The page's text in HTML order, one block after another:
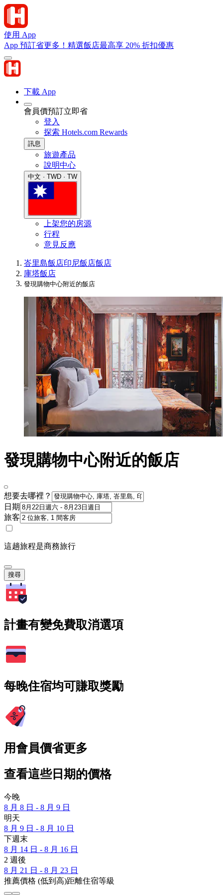
使用 App
App 預訂省更多！精選飯店最高享 20% 折扣優惠
下載 App
會員價預訂立即省
登入
探索 Hotels.com Rewards
訊息
旅遊產品
說明中心
中文 · TWD · TW
上架您的房源
行程
意見反應
峇里島飯店印尼飯店飯店
庫塔飯店
發現購物中心附近的飯店
發現購物中心附近的飯店
想要去哪裡？
日期
旅客
這趟旅程是商務旅行
搜尋
計畫有變免費取消選項
每晚住宿均可賺取獎勵
用會員價省更多
查看這些日期的價格
今晚
8 月 8 日 - 8 月 9 日
明天
8 月 9 日 - 8 月 10 日
下週末
8 月 14 日 - 8 月 16 日
2 週後
8 月 21 日 - 8 月 23 日
推薦價格 (低到高)距離住宿等級